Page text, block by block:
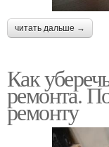
читать дальше →
Как
ремонта.
ремонту